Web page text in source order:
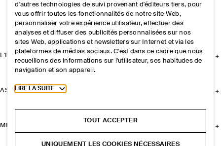
L'ENTREPRISE
ASSISTANCE
MENTIONS LÉGALES
d'autres technologies de suivi provenant d'éditeurs tiers, pour
vous offrir toutes les fonctionnalités de notre site Web,
personnaliser votre expérience utilisateur, effectuer des
analyses et diffuser des publicités personnalisées sur nos
sites Web, applications et newsletters sur Internet et via les
plateformes de médias sociaux. C'est dans ce cadre que nous
recueillons des informations sur l'utilisateur, ses habitudes de
navigation et son appareil.
Toggle more cookie information
LIRE LA SUITE
TOUT ACCEPTER
UNIQUEMENT LES COOKIES NÉCESSAIRES